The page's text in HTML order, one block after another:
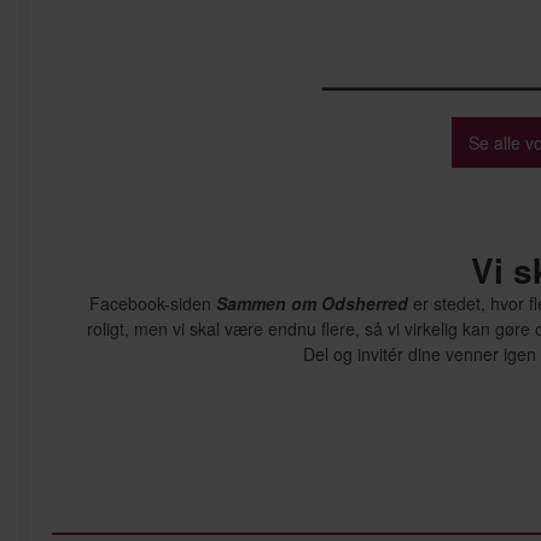
Se alle
Vi
Facebook-siden Sammen om Odsherred er stedet, hvor
roligt, men vi skal være endnu flere, så vi virkelig kan
Del og invitér dine venner